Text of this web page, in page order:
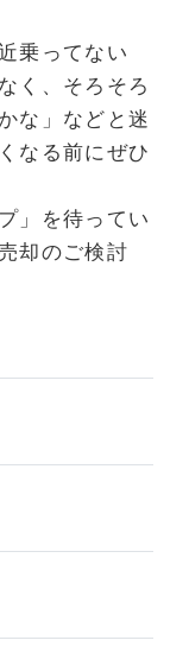
乗ってない
く、そろそろ
な」などと迷
なる前にぜひ
」を待ってい
却のご検討